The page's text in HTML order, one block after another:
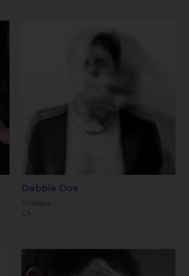
Debbie Doe
Musique
CA